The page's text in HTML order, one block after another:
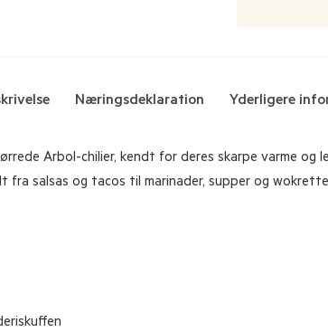
Næringsdeklaration Yderligere
Arbol-chilier, kendt for deres skarpe varme
salsas og tacos til marinader, supper og